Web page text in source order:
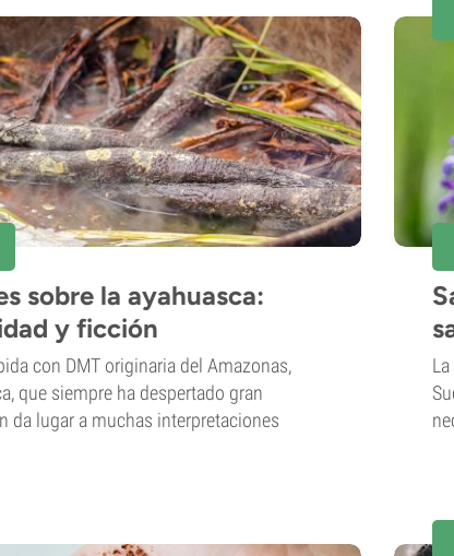
sobre la ayahuasca:
y ficción
con DMT originaria del Amazonas,
que siempre ha despertado gran
da lugar a muchas interpretaciones